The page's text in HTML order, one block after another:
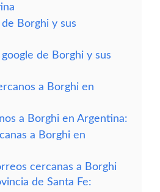
Borghi y sus
de Borghi y sus
a Borghi en
a Borghi en Argentina:
a Borghi en
cercanas a Borghi
de Santa Fe: